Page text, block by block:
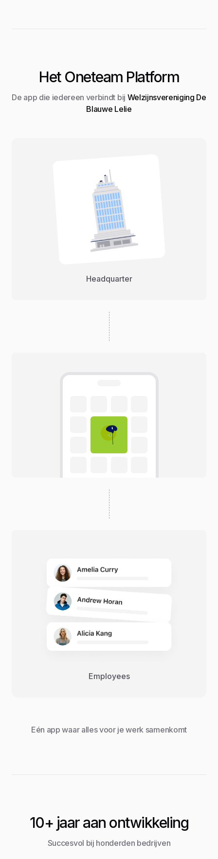
Het Oneteam Platform
De app die iedereen verbindt bij Welzijnsvereniging De
Blauwe Lelie
Headquarter
Employees
Eén app waar alles voor je werk samenkomt
10+ jaar aan ontwikkeling
Succesvol bij honderden bedrijven